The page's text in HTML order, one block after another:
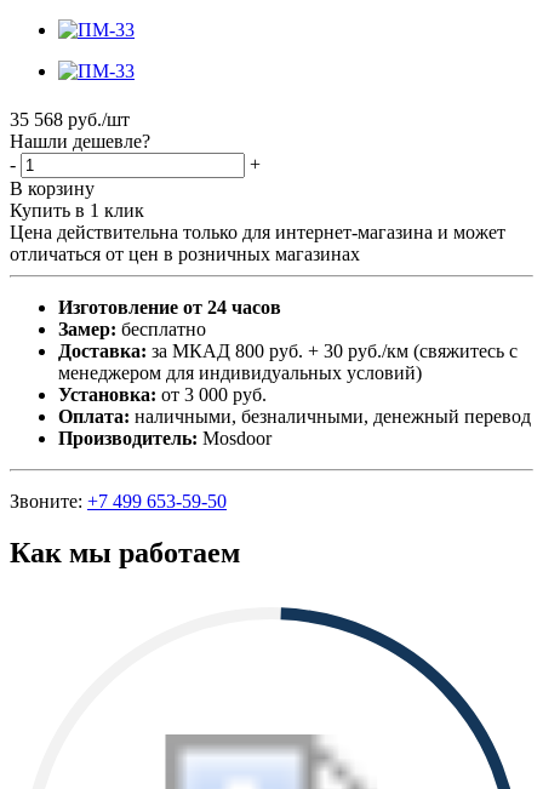
35 568 руб./шт
Нашли дешевле?
-
+
В корзину
Купить в 1 клик
Цена действительна только для интернет-магазина и может
отличаться от цен в розничных магазинах
Изготовление от 24 часов
Замер: бесплатно
Доставка: за МКАД 800 руб. + 30 руб./км (свяжитесь с
менеджером для индивидуальных условий)
Установка: от 3 000 руб.
Оплата: наличными, безналичными, денежный перевод
Производитель: Mosdoor
Звоните: +7 499 653-59-50
Как мы работаем